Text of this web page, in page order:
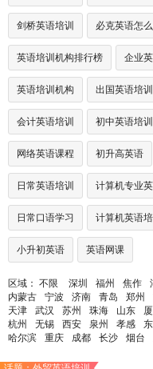
剑桥英语培训 必克英语怎
英语培训机构排行榜 企业
英语培训机构 出国英语培训
会计英语培训 初中英语培训
网络英语课程 初升高英语
日常英语培训 计算机专业
日常口语学习 计算机英语培
小升初英语 英语网课
区域： 不限 深圳 福州 焦作
内蒙古
宁波 济南 青岛 郑州
天津
武汉 苏州 珠海 山东
杭州
无锡 西安 泉州 孝感
哈尔滨
重庆 成都 长沙 烟台